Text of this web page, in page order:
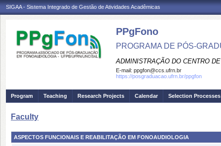
SIGAA - Sistema Integrado de Gestão de Atividades Acadêmicas
PPgFono
PROGRAMA DE PÓS-
ADMINISTRAÇÃO DO CENTRO
E-mail: ppgfon@ccs.ufrn.br
https://posgraduacao.ufrn.br/ppgfon
Program Teaching Research Projects Calendar Selection Processes
Faculty
ASPECTOS FUNCIONAIS E REABILITAÇÃO EM FONOAUDIOLOGIA